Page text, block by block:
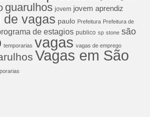
guarulhos jovem jovem aprendiz
de vagas paulo Prefeitura Prefeitura de
de estagios publico sp stone são
temporarias vagas vagas de emprego
Vagas em São